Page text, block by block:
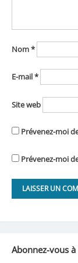
Nom*
E-mail*
Site web
Prévenez-moi
Prévenez-moi
Abonnez-vous